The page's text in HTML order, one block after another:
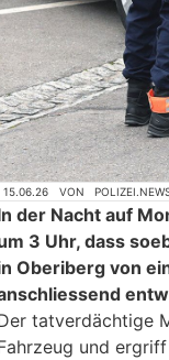
15.06.26 VON
der Nacht auf
3 Uhr, dass
Oberiberg von
tatverdächtige
und